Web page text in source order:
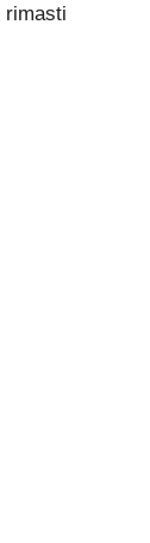
rimasti